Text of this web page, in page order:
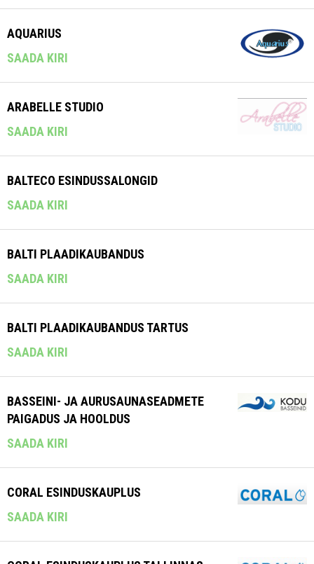
AQUARIUS
SAADA KIRI
ARABELLE STUDIO
SAADA KIRI
BALTECO ESINDUSSALONGID
SAADA KIRI
BALTI PLAADIKAUBANDUS
SAADA KIRI
BALTI PLAADIKAUBANDUS TARTUS
SAADA KIRI
BASSEINI- JA AURUSAUNASEADMETE
PAIGADUS JA HOOLDUS
SAADA KIRI
CORAL ESINDUSKAUPLUS
SAADA KIRI